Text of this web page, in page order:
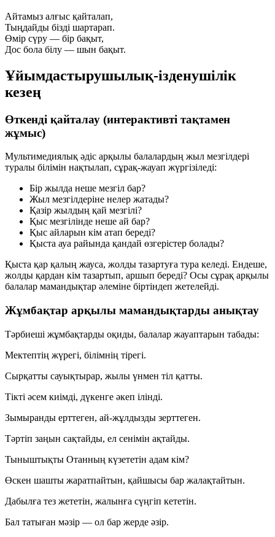
Айтамыз алғыс қайталап,
Тыңдайды бізді шартарап.
Өмір сүру — бір бақыт,
Дос бола білу — шын бақыт.
Ұйымдастырушылық-ізденушілік
кезең
Өткенді қайталау (интерактивті тақтамен
жұмыс)
Мультимедиялық әдіс арқылы балалардың жыл мезгілдері
туралы білімін нақтылап, сұрақ-жауап жүргізіледі:
Бір жылда неше мезгіл бар?
Жыл мезгілдеріне нелер жатады?
Қазір жылдың қай мезгілі?
Қыс мезгілінде неше ай бар?
Қыс айларын кім атап береді?
Қыста ауа райында қандай өзгерістер болады?
Қыста қар қалың жауса, жолды тазартуға тура келеді. Ендеше,
жолды қардан кім тазартып, аршып береді? Осы сұрақ арқылы
балалар мамандықтар әлеміне біртіндеп жетелейді.
Жұмбақтар арқылы мамандықтарды анықтау
Тәрбиеші жұмбақтарды оқиды, балалар жауаптарын табады:
Мектептің жүрегі, білімнің тірегі.
Сырқатты сауықтырар, жылы үнмен тіл қатты.
Тікті әсем киімді, дүкенге әкеп ілінді.
Зымыранды ерттеген, ай-жұлдызды зерттеген.
Тәртіп заңын сақтайды, ел сенімін ақтайды.
Тыныштықты Отанның күзететін адам кім?
Өскен шашты жаратпайтын, қайшысы бар жалақтайтын.
Дабылға тез жететін, жалынға сүңгіп кететін.
Бал татыған мәзір — ол бар жерде әзір.